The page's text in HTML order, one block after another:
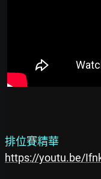
排位賽精華
https://youtu.be/